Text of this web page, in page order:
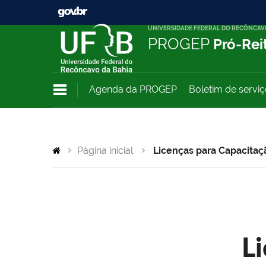
UNIVERSIDADE FEDERAL DO
PROGEP Pró-
Agenda da PROGEP Boletim de
Página inicial Licenças para